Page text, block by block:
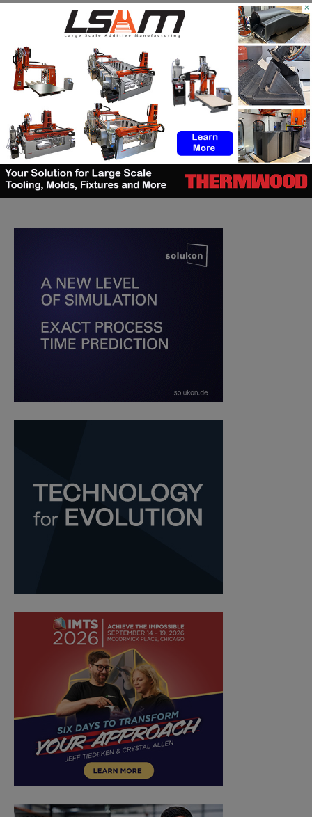
Le bon moment en FA : quand les
fabricants de machines doivent
lancer, et quand les utilisateurs
doivent investir
RECHERCHE
×